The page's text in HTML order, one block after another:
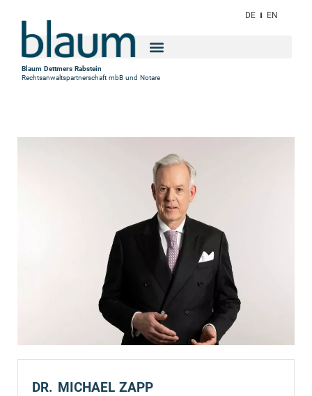
DE EN
Blaum Dettmers Rabstein
Rechtsanwaltspartnerschaft mbB und Notare
DR. MICHAEL ZAPP